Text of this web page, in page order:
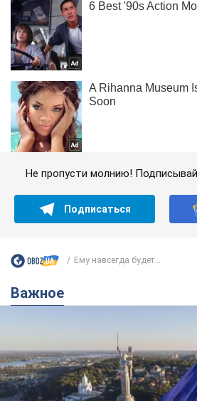
Не пропусти молнию!
Подписаться
Ему навсегда будет...
Важное